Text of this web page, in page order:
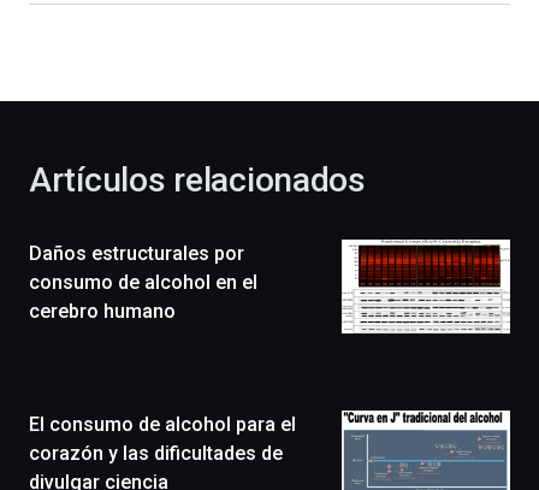
celebración
novena
edición
un
festival
que
Artículos relacionados
Daños estructurales por
consumo de alcohol en el
cerebro humano
El consumo de alcohol para el
corazón y las dificultades de
divulgar ciencia